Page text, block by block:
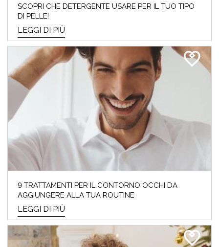
SCOPRI CHE DETERGENTE USARE PER IL TUO TIPO
DI PELLE!
LEGGI DI PIÙ
9 TRATTAMENTI PER IL CONTORNO OCCHI DA
AGGIUNGERE ALLA TUA ROUTINE
LEGGI DI PIÙ